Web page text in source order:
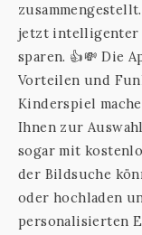
jetzt intelligenter
sparen. 👍💸 Die
Vorteilen und
Kinderspiel
Ihnen zur
sogar mit
der Bildsuche
oder hochladen
personalisierten